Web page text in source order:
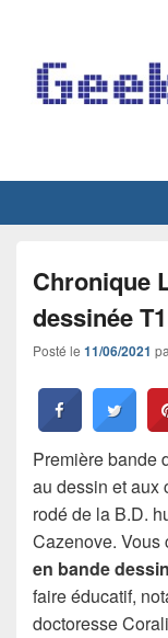
Chronique
dessinée T1
Posté le 11/06/2021
Première bande
au dessin et aux
rodé de la B.D.
Cazenove. Vous
en bande
faire éducatif,
doctoresse